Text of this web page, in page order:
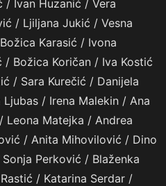
/ Ivan Huzanić / Vera
/ Ljiljana Jukić / Vesna
Karasić / Ivona
/ Božica Koričan / Iva Kostić
/ Sara Kurečić / Danijela
/ Irena Malekin / Ana
Leona Matejka / Andrea
/ Anita Mihovilović / Dino
Perković / Blaženka
/ Katarina Serdar /